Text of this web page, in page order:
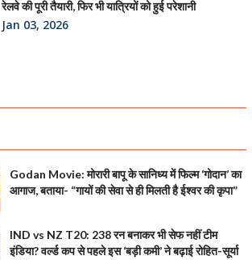
रेलवे की पूरी तैयारी, फिर भी यात्रियों को हुई परेशानी
Jan 03, 2026
Godan Movie: मोरारी बापू के सानिध्य में फिल्म ‘गोदान’ का
आगाज, बताया- “गायों की सेवा से ही मिलती है ईश्वर की कृपा”
IND vs NZ T20: 238 रन बनाकर भी सेफ नहीं टीम
इंडिया? वर्ल्ड कप से पहले इस ‘बड़ी कमी’ ने बढ़ाई रोहित-सूर्या